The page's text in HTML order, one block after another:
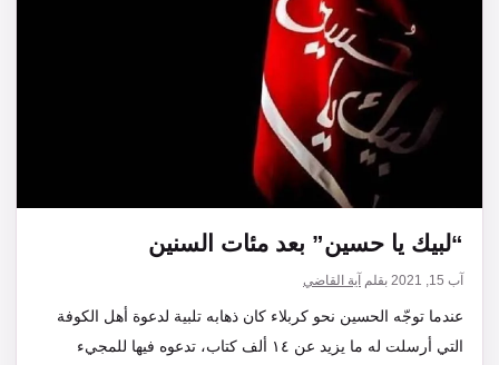
“لبيك يا حسين” بعد مئات السنين
آب 15, 2021 بقلم آية القاضي
عندما توجّه الحسين نحو كربلاء كان ذهابه تلبية لدعوة أهل الكوفة
التي أرسلت له ما يزيد عن ١٤ ألف كتاب، تدعوه فيها للمجيء